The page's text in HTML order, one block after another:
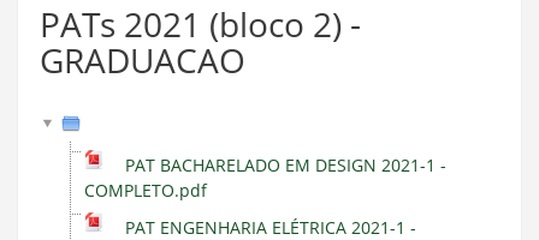
PATs 2021 (bloco 2) -
GRADUACAO
PAT BACHARELADO EM DESIGN 2021-1 -
COMPLETO.pdf
PAT ENGENHARIA ELÉTRICA 2021-1 -